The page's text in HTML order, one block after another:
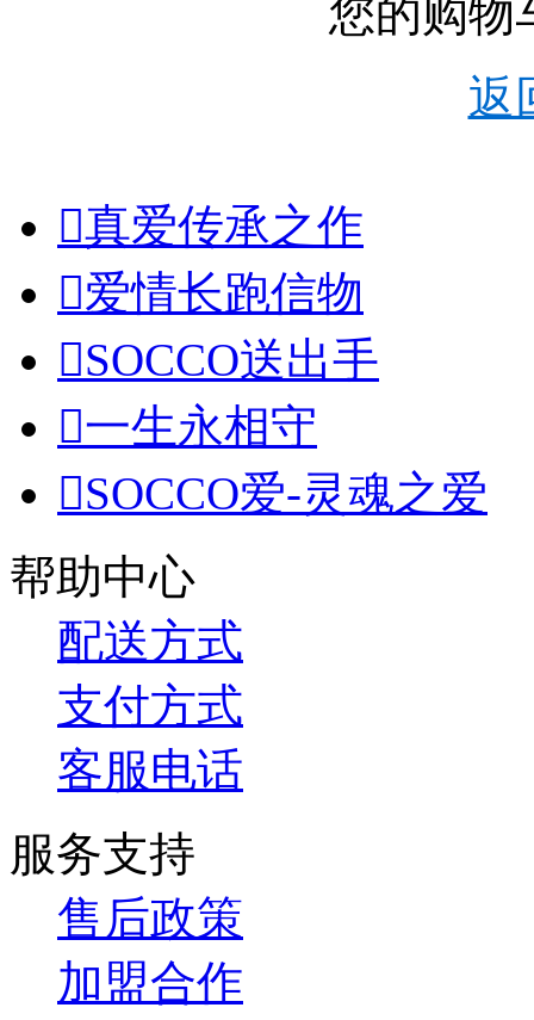
您的购物
返
真爱传承之作
爱情长跑信物
SOCCO送出手
一生永相守
SOCCO爱-灵魂之爱
帮助中心
配送方式
支付方式
客服电话
服务支持
售后政策
加盟合作